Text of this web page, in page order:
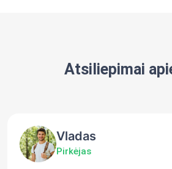
Atsiliepimai
Vladas
Pirkėjas